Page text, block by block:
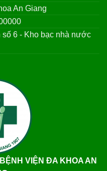
An Giang
6 - Kho bạc nhà nước
VIỆN ĐA KHOA AN